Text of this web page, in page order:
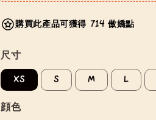
購買此產品可獲得 714 傲嬌點
尺寸
XS S M L
顔色